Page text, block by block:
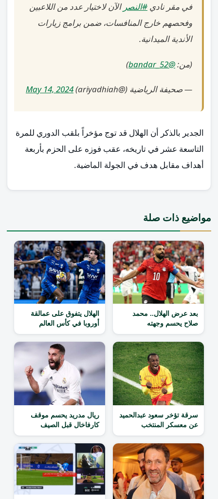
في مقر نادي #النصر الآن لاختيار عدد من اللاعبين
وفحصهم خارج المنافسات، ضمن برامج زيارات
الأندية الميدانية.
(من:@bandar_52
)
— صحيفة الرياضية (@ariyadhiah) May 14, 2024
الجدير بالذكر أن الهلال قد توج مؤخراً بلقب الدوري للمرة
التاسعة عشر في تاريخه، عقب فوزه على الحزم بأربعة
أهداف مقابل هدف في الجولة الماضية.
مواضيع ذات صلة
بعد عرض الهلال.. محمد
صلاح يحسم وجهته
الهلال يتفوق على عمالقة
أوروبا في كأس العالم
سرقة تؤخر سعود عبدالحميد
عن معسكر المنتخب
ريال مدريد يحسم موقف
كارفاخال قبل الصيف